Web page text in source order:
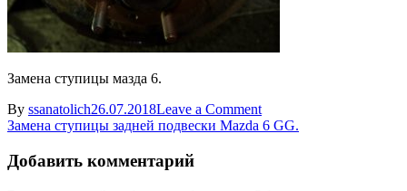
Замена ступицы мазда 6.
By ssanatolich26.07.2018Leave a Commenton
Zadnyaya
Навигация
по
записям
Замена ступицы задней подвески Mazda 6 GG.
Добавить комментарий